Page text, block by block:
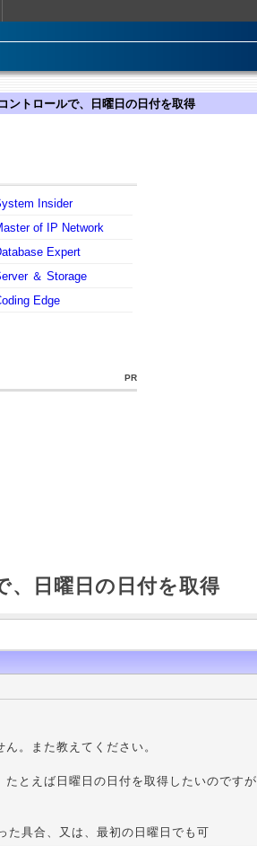
ントロールで、日曜日の日付を取得
Insider
of IP Network
Expert
＆ Storage
Edge
PR
、日曜日の日付を取得
。また教えてください。
たとえば日曜日の日付を取得したいのです
具合、又は、最初の日曜日でも可